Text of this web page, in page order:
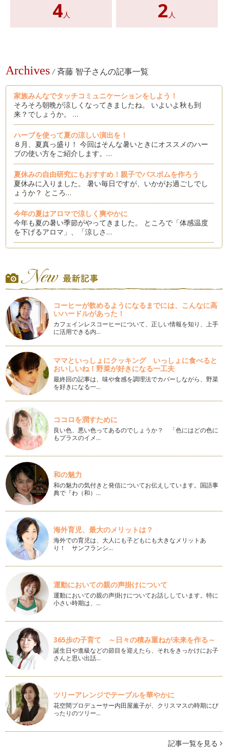
4 人 2 人
Archives / 斉藤 智子さんの記事一覧
家族みんなでタッチコミュニケーションをしよう！
そろそろ朝晩が涼しくなってきましたね。 いよいよ秋も到
来？でしょうか。 …
ハーブを使って夏の涼しい演出を！
８月、夏真っ盛り！ 今回はそんな暑いときにオススメのハー
ブの使い方をご紹介します。…
夏休みの自由研究にもおすすめ！親子でバスボムを作ろう
夏休みに入りました。 暑い毎日ですが、いかがお過ごしでし
ょうか？ ところ…
今年の夏はアロマで涼しく爽やかに
今年も夏の暑い季節がやってきました。 ところで「体感温度
を下げるアロマ」、「涼しさ…
小さなお子さまとの外出は、太陽…
アロマで除菌！梅雨も快適に。
6月に入り、いよいよ梅雨の季節がやってきました。 …
ベビー＆キッズのスキンケア・日焼止め対策②
5月後半。お外でのピクニックも楽しい季節ですね。 そこで気
になるのが「日焼け」「紫…
ベビー＆キッズのスキンケア・日焼止め対策①
GWも過ぎ、薄着になることも増えてきて『日焼け』も気にな
る季節がやってきました。 …
アロマキャンドルでリラックスタイムを②
前回、キャンドルの炎のゆらぎ＝「１/ｆゆらぎ」が人がリラ
ックスするのにちょうどいいというお…
アロマキャンドルでリラックスタイムを①
満開の桜に囲まれた今年の春。 入園、入学、進学、社会人…子
どもも、送り出…
春到来！体やお肌がゆるむこの時期にオススメのうるうるバス
タイム
少しずつ春めいてきましたね。 この春新社会人とな…
新学期に役立つアロマテラピー
３月、卒園、卒業のシーズンですね。 長い、寒い冬が終わ
り、もうすぐ春！ そして新し…
子どもと一緒に！「桃の節句の石けん作り」
もうすぐ雛祭り。 心もうきうきとピンク色に染まる春ももう
すぐです♪ さて今回は…
花粉の時期をアロマで快適に！
まだまだ寒いとはいえ、それでも日中の温度もあがり、日も長
くなってきました。 そろそろ春…
アロマとハーブで花粉症対策！
２０１２年が始まったばかり…と思っていましたが、早いもの
でもうすぐ２月です。…
お正月太りをアロマテラピーで解消！
明けましておめでとうございます。 本年もどうぞよろしくお
願い申し上げます。 &…
今年の冬はゆず湯やハーブバスでぽかぽかに。
もうすぐ冬至。 日本では、この日にゆず湯に入り、冬至がゆ
（小豆がゆ）やカボチャを食…
コーヒーが飲めるようになるまでには、こんなに高
いハードルがあった！
カフェインレスコーヒーについて、正しい情報を知り、上手
に活用できる内…
ママといっしょにクッキング いっしょに食べると
おいしいね！野菜が好きになる一工夫
最終回の記事は、味や食感を調理法でカバーしながら、野菜
を好きになる一…
ココロを潤すために
良い色、悪い色ってあるのでしょうか？ 「色にはどの色に
もプラスのイメ…
和の魅力
和の魅力の気付きと発信についてお伝えしています。国語事
典で『わ（和）…
海外育児、最大のメリットは？
海外での育児は、大人にも子どもにも大きなメリットあ
り！ サンフランシ…
運動においての親の声掛けについて
運動においての親の声掛けについてお話ししています。特に
小さい時期は、…
365歩の子育て ～日々の積み重ねが未来を作る～
誕生日や進級などの節目を迎えたら、それをきっかけにお子
さんと思い出話…
ツリーアレンジでテーブルを華やかに
花空間プロデューサー内田屋薫子が、クリスマスの時期にぴ
ったりのツリー…
記事一覧を見る